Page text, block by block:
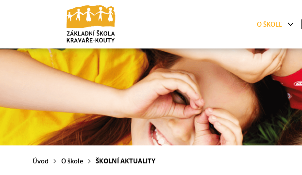
O ŠKOLE
Úvod O škole ŠKOLNÍ AKTUALITY